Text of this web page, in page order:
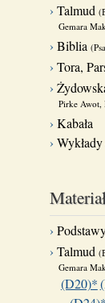
Talmud
Gemara
Biblia
Tora,
Pirke Awot,
Kabała
Talmud
Gemara
(D20)*